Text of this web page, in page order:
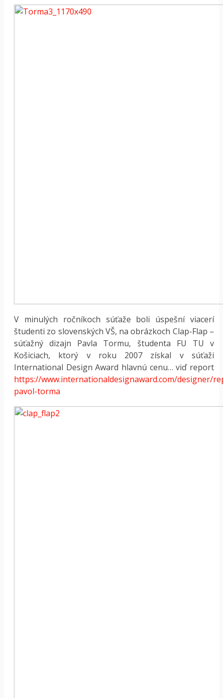
V minulých ročníkoch súťaže boli úspešní viacerí
študenti zo slovenských VŠ, na obrázkoch Clap-Flap –
súťažný dizajn Pavla Tormu, študenta FU TU v
Košiciach, ktorý v roku 2007 získal v súťaži
International Design Award hlavnú cenu… viď report
https://www.internationaldesignaward.com/designer/
pavol-torma